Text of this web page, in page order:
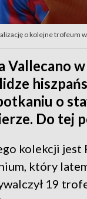
o kolejne trofeum
Vallecano
o
Do tej
kolekcji
który
19